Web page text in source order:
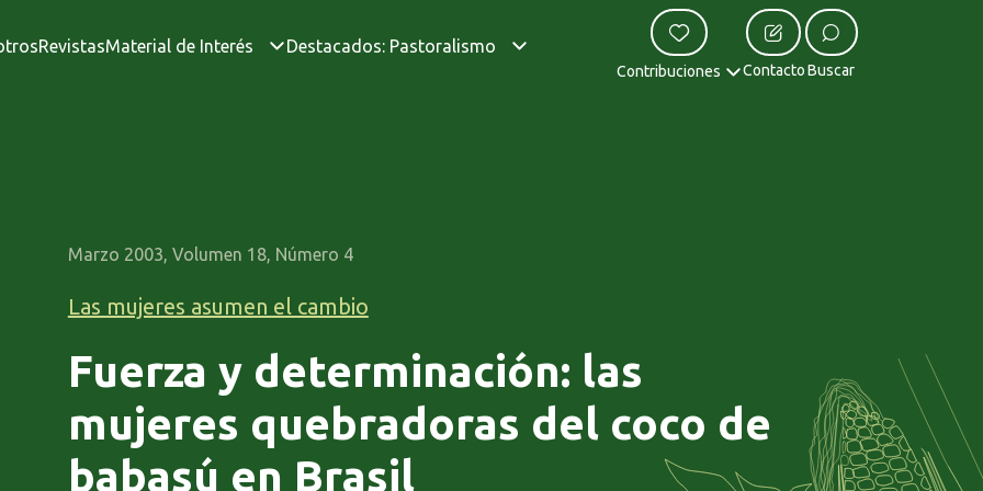
RevistasMaterial de Interés Destacados: Pastoralismo
Contribuciones Contacto Buscar
Marzo 2003, Volumen 18, Número 4
Las mujeres asumen el cambio
Fuerza y determinación: las
mujeres quebradoras del coco de
babasú en Brasil